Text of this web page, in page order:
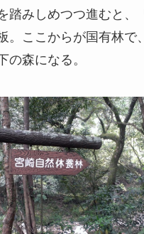
踏みしめつつ進むと、
。ここからが国有林で
の森になる。